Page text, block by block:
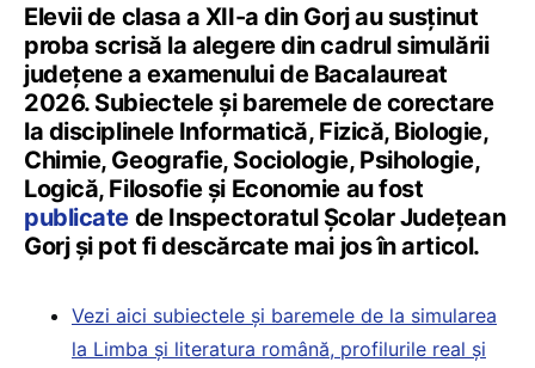
Elevii de clasa a XII-a din Gorj au susținut
proba scrisă la alegere din cadrul simulării
județene a examenului de Bacalaureat
2026. Subiectele și baremele de corectare
la disciplinele Informatică, Fizică, Biologie,
Chimie, Geografie, Sociologie, Psihologie,
Logică, Filosofie și Economie au fost
publicatede Inspectoratul Școlar Județean
Gorj și pot fi descărcate mai jos în articol.
Vezi aici subiectele și baremele de la simularea
la Limba și literatura română, profilurile real și